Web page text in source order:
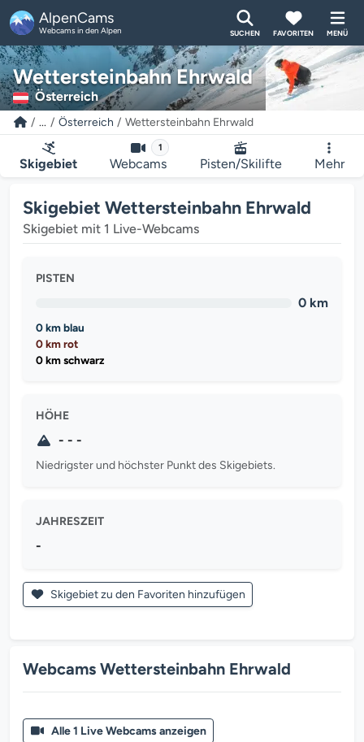
AlpenCams
Webcams in den Alpen SUCHEN FAVORITEN MENÜ
Wettersteinbahn Ehrwald
Österreich
... Österreich Wettersteinbahn Ehrwald
Skigebiet
1
Webcams Pisten/Skilifte Mehr
Skigebiet Wettersteinbahn Ehrwald
Skigebiet mit 1 Live-Webcams
PISTEN
0 km
0 km blau
0 km rot
0 km schwarz
HÖHE
- - -
Niedrigster und höchster Punkt des Skigebiets.
JAHRESZEIT
-
Skigebiet zu den Favoriten hinzufügen
Webcams Wettersteinbahn Ehrwald
Alle 1 Live Webcams anzeigen